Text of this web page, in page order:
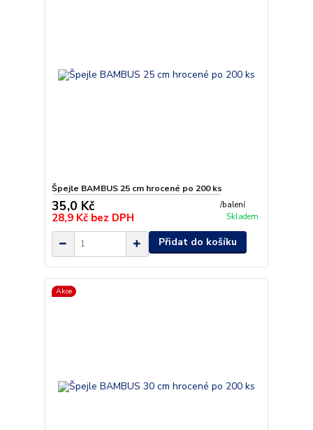
Špejle BAMBUS 25 cm hrocené po 200 ks
35,0 Kč /balení
28,9 Kč bez DPH Skladem
Přidat do košíku
Akce